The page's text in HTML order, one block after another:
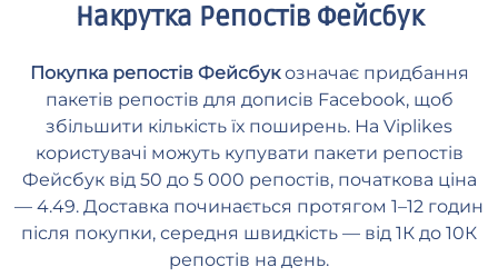
Накрутка Репостів Фейсбук
Покупка репостів Фейсбукозначає придбання
пакетів репостів для дописів Facebook, щоб
збільшити кількість їх поширень. На Viplikes
користувачі можуть купувати пакети репостів
Фейсбук від 50 до 5 000 репостів, початкова ціна
— 4.49. Доставка починається протягом 1–12 годин
після покупки, середня швидкість — від 1К до 10К
репостів на день.